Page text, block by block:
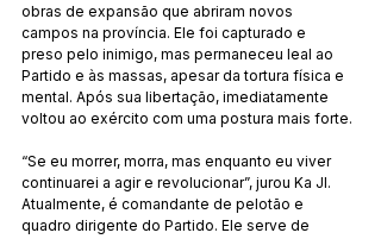
obras de expansão que abriram novos
campos na província. Ele foi capturado e
preso pelo inimigo, mas permaneceu leal ao
Partido e às massas, apesar da tortura física e
mental. Após sua libertação, imediatamente
voltou ao exército com uma postura mais forte.
“Se eu morrer, morra, mas enquanto eu viver
continuarei a agir e revolucionar”, jurou Ka JI.
Atualmente, é comandante de pelotão e
quadro dirigente do Partido. Ele serve de